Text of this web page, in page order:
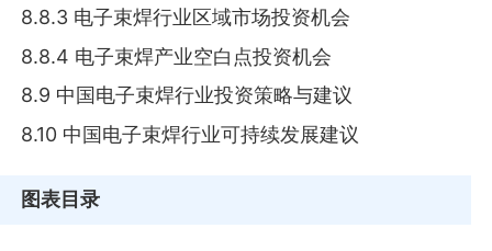
8.8.3 电子束焊行业区域市场投资机会
8.8.4 电子束焊产业空白点投资机会
8.9 中国电子束焊行业投资策略与建议
8.10 中国电子束焊行业可持续发展建议
图表目录